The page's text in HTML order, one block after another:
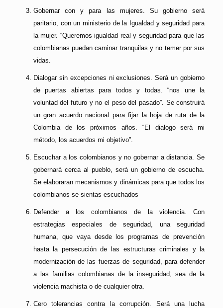
Gobernar con y para las mujeres. Su gobierno será
paritario, con un ministerio de la Igualdad y seguridad para
la mujer. “Queremos igualdad real y seguridad para que las
colombianas puedan caminar tranquilas y no temer por sus
vidas.
Dialogar sin excepciones ni exclusiones. Será un gobierno
de puertas abiertas para todos y todas. “nos une la
voluntad del futuro y no el peso del pasado”. Se construirá
un gran acuerdo nacional para fijar la hoja de ruta de la
Colombia de los próximos años. “El dialogo será mi
método, los acuerdos mi objetivo”.
Escuchar a los colombianos y no gobernar a distancia. Se
gobernará cerca al pueblo, será un gobierno de escucha.
Se elaboraran mecanismos y dinámicas para que todos los
colombianos se sientas escuchados
Defender a los colombianos de la violencia. Con
estrategias especiales de seguridad, una seguridad
humana, que vaya desde los programas de prevención
hasta la persecución de las estructuras criminales y la
modernización de las fuerzas de seguridad, para defender
a las familias colombianas de la inseguridad; sea de la
violencia machista o de cualquier otra.
Cero tolerancias contra la corrupción. Será una lucha